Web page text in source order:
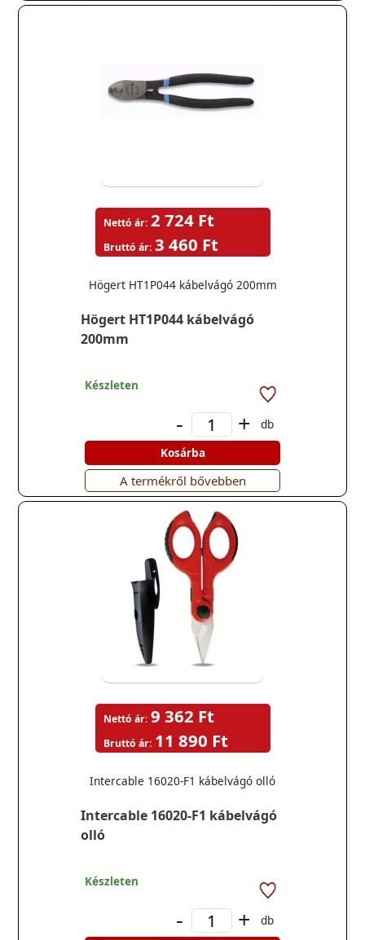
Högert HT1P044 kábelvágó
200mm
Högert HT1P044 kábelvágó 200mm
Nettó ár: 2 724 Ft
Bruttó ár: 3 460 Ft
Készleten
- +
db
Kosárba
A termékről bővebben
Intercable 16020-F1 kábelvágó
olló
Intercable 16020-F1 kábelvágó olló
Nettó ár: 9 362 Ft
Bruttó ár: 11 890 Ft
Készleten
- +
db